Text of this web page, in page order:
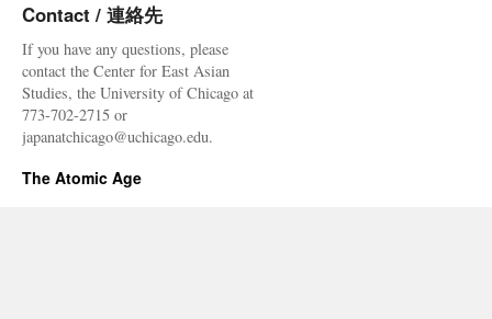
Contact / 連絡先
If you have any questions, please
contact the Center for East Asian
Studies, the University of Chicago at
773-702-2715 or
japanatchicago@uchicago.edu.
The Atomic Age